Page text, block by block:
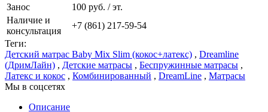
Занос
100 руб. / эт.
Наличие и
консультация
+7 (861) 217-59-54
Теги:
Детский матрас Baby Mix Slim (кокос+латекс) , Dreamline
(ДримЛайн) , Детские матрасы , Беспружинные матрасы ,
Латекс и кокос , Комбинированный , DreamLine , Матрасы
Мы в соцсетях
Описание